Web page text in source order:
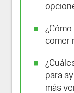
comer
para
más